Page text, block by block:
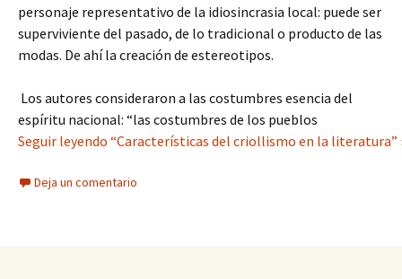
personaje representativo de la idiosincrasia local: puede ser
superviviente del pasado, de lo tradicional o producto de las
modas. De ahí la creación de estereotipos.
Los autores consideraron a las costumbres esencia del
espíritu nacional: “las costumbres de los pueblos
Seguir leyendo “Características del criollismo en la literatura”
Deja un comentario